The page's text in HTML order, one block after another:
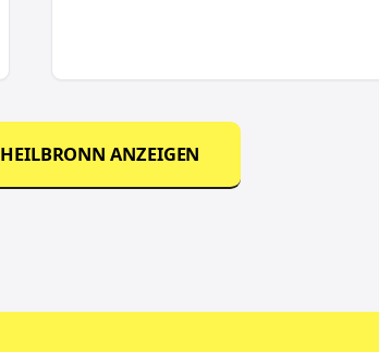
HEILBRONN ANZEIGEN